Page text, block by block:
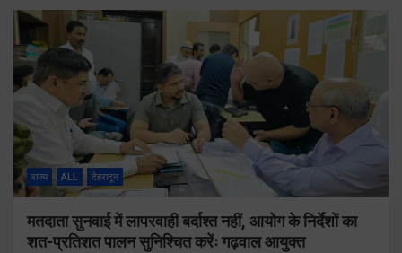
राज्य ALL देहरादून
मतदाता सुनवाई में लापरवाही बर्दाश्त नहीं, आयोग के निर्देशों का
शत-प्रतिशत पालन सुनिश्चित करेंः गढ़वाल आयुक्त